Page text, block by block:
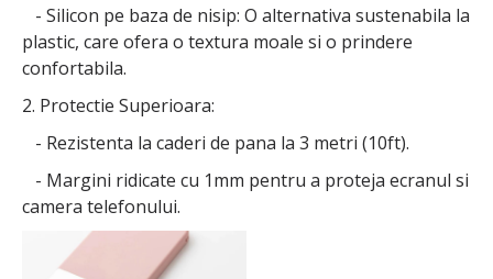
- Silicon pe baza de nisip: O alternativa sustenabila la
plastic, care ofera o textura moale si o prindere
confortabila.
2. Protectie Superioara:
- Rezistenta la caderi de pana la 3 metri (10ft).
- Margini ridicate cu 1mm pentru a proteja ecranul si
camera telefonului.